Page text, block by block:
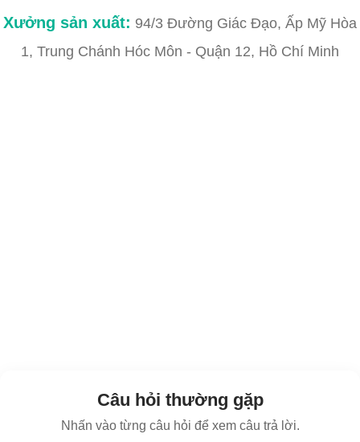
Xưởng sản xuất: 94/3 Đường Giác Đạo, Ấp Mỹ Hòa
1, Trung Chánh Hóc Môn - Quận 12, Hồ Chí Minh
Câu hỏi thường gặp
Nhấn vào từng câu hỏi để xem câu trả lời.